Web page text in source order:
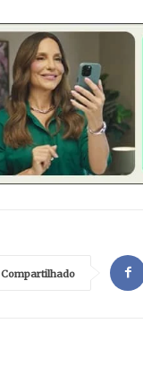
Compartilhado